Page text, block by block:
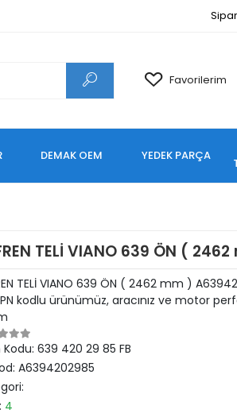
Favorilerim
DEMAK OEM YEDEK PARÇA
TELİ VIANO 639 ÖN (
TELİ VIANO 639 ÖN ( 2462 mm )
kodlu ürünümüz, aracınız ve motor
Kodu: 639 420 29 85 FB
A6394202985
4